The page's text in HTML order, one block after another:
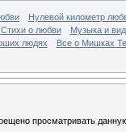
Нулевой километр
Стихи о любви
Музыка и
людях Все о Мишках
просматривать